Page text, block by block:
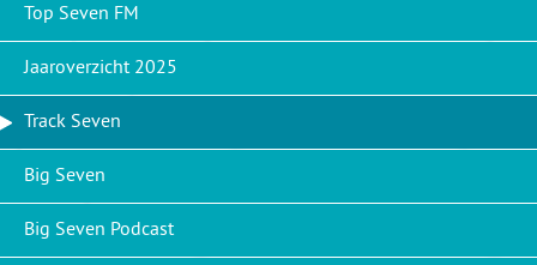
Top Seven FM
Jaaroverzicht 2025
Track Seven
Big Seven
Big Seven Podcast